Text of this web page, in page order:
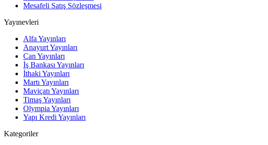
Mesafeli Satış Sözleşmesi
Yayınevleri
Alfa Yayınları
Anayurt Yayınları
Can Yayınları
İş Bankası Yayınları
İthaki Yayınları
Martı Yayınları
Maviçatı Yayınları
Timaş Yayınları
Olympia Yayınları
Yapı Kredi Yayınları
Kategoriler